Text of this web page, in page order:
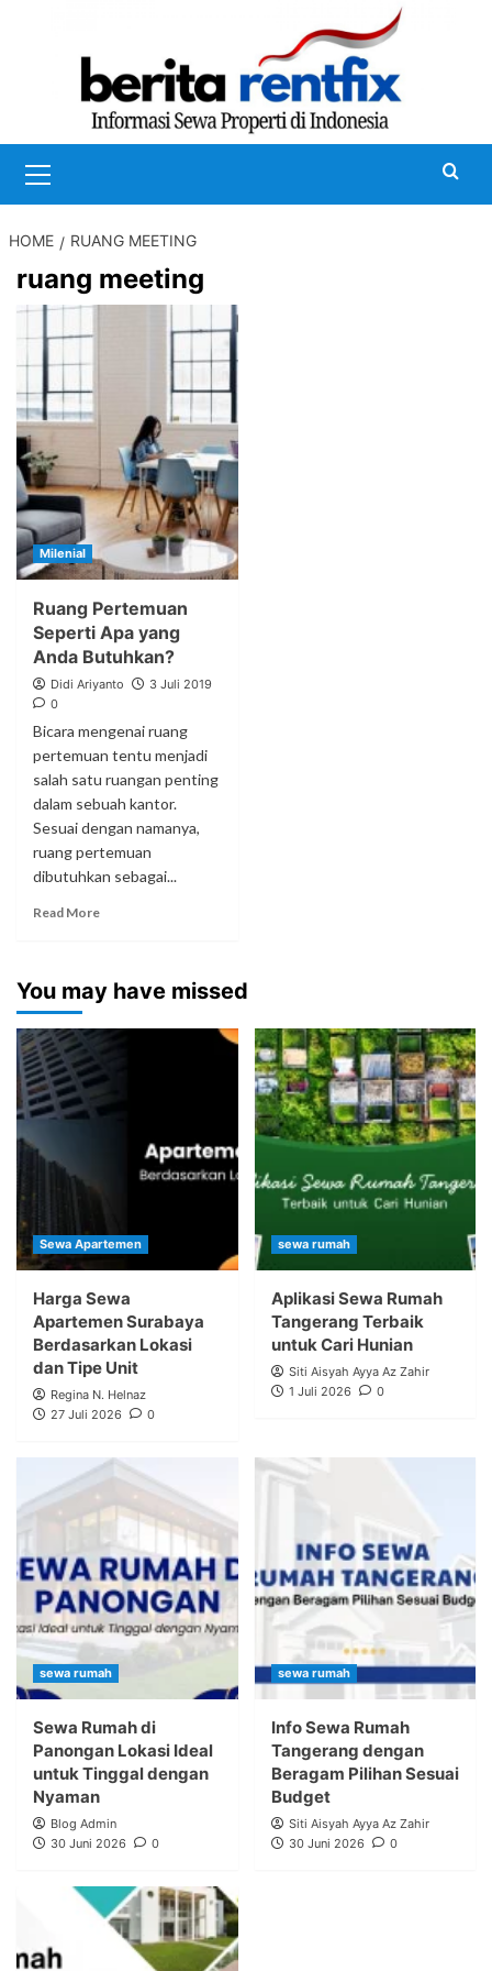
Menu
HOME RUANG MEETING
ruang meeting
Milenial
Ruang Pertemuan
Seperti Apa yang
Anda Butuhkan?
Didi Ariyanto
3 Juli 2019
0
Bicara mengenai ruang
pertemuan tentu menjadi
salah satu ruangan penting
dalam sebuah kantor.
Sesuai dengan namanya,
ruang pertemuan
dibutuhkan sebagai...
Read More
You may have missed
Sewa Apartemen
Harga Sewa
Apartemen Surabaya
Berdasarkan Lokasi
dan Tipe Unit
Regina N. Helnaz
27 Juli 2026
0
sewa rumah
Aplikasi Sewa Rumah
Tangerang Terbaik
untuk Cari Hunian
Siti Aisyah Ayya Az Zahir
1 Juli 2026
0
sewa rumah
Sewa Rumah di
Panongan Lokasi Ideal
untuk Tinggal dengan
Nyaman
Blog Admin
30 Juni 2026
0
sewa rumah
Info Sewa Rumah
Tangerang dengan
Beragam Pilihan Sesuai
Budget
Siti Aisyah Ayya Az Zahir
30 Juni 2026
0